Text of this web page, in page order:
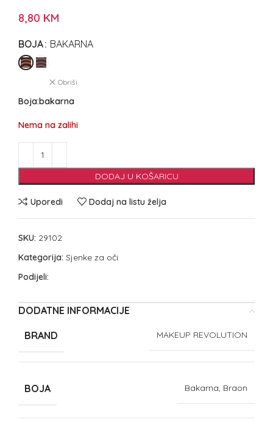
8,80 KM
BOJA BAKARNA
Obriši
Boja:bakarna
Nema na zalihi
DODAJ U KOŠARICU
Uporedi Dodaj na listu želja
SKU: 29102
Kategorija: Sjenke za oči
Podijeli:
DODATNE INFORMACIJE
BRAND MAKEUP REVOLUTION
BOJA Bakarna, Braon